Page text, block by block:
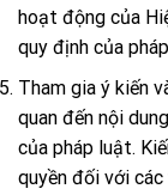
hoạt động của
quy định của
Tham gia ý kiến
quan đến nội
của pháp luật.
quyền đối với